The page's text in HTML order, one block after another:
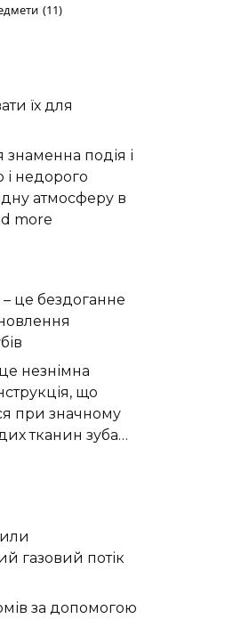
(11)
їх для
подія і
і недорого
атмосферу в
more
для
прикраси
це бездоганне
незнімна
що
при значному
тканин зуба…
газовий потік
за допомогою